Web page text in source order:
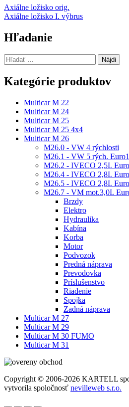
Navigácia
v
článku
Axiálne ložisko orig.
Axiálne ložisko I. výbrus
Hľadanie
Hľadať:
Kategórie produktov
Multicar M 22
Multicar M 24
Multicar M 25
Multicar M 25 4x4
Multicar M 26
M26.0 - VW 4 rýchlosti
M26.1 - VW 5 rých. Euro1
M26.2 - IVECO 2,5L
M26.4 - IVECO 2,8L
M26.5 - IVECO 2,8L
M26.7 - VM mot.3,0L
Brzdy
Elektro
Hydraulika
Kabína
Korba
Motor
Podvozok
Predná náprava
Prevodovka
Príslušenstvo
Riadenie
Spojka
Zadná náprava
Multicar M 27
Multicar M 29
Multicar M 30 FUMO
Multicar M 31
Copyright © 2006-2026 KARTELL
vytvorila spoločnosť nevilleweb s.r.o.